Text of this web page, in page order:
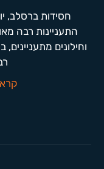
חסידות ברסלב,
התעניינות רבה
וחילונים